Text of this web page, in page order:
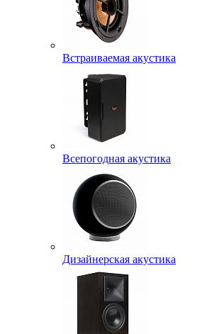
Встраиваемая акустика
Всепогодная акустика
Дизайнерская акустика